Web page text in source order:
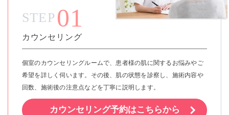
STEP 01
カウンセリング
個室のカウンセリングルームで、患者様の肌に関するお悩みやご
希望を詳しく伺います。その後、肌の状態を診察し、施術内容や
回数、施術後の注意点などを丁寧に説明します。
カウンセリング予約はこちらから